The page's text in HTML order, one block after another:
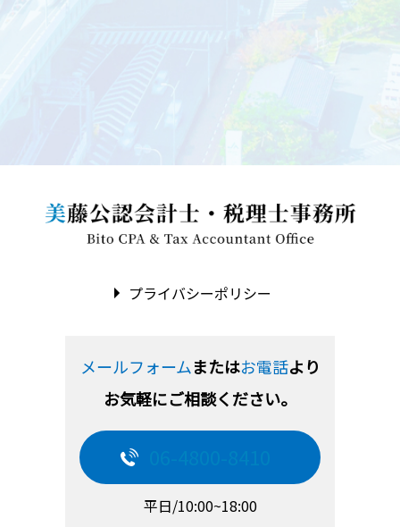
プライバシーポリシー
メールフォームまたはお電話より
お気軽にご相談ください。
平日/10:00~18:00